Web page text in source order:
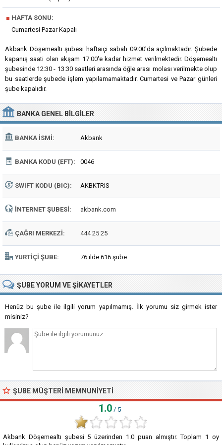
■ HAFTA SONU:
Cumartesi Pazar Kapalı
Akbank Döşemealtı şubesi haftaiçi sabah 09:00'da açılmaktadır. Şubede
kapanış saati olan akşam 17:00'e kadar hizmet verilmektedir. Döşemealtı
şubesinde 12:30 - 13:30 saatleri arasında öğle arası molası verilmekte olup
bu saatlerde şubede işlem yapılamamaktadır. Cumartesi ve Pazar günleri
şube kapalıdır.
BANKA GENEL BILGILER
BANKA İSMI: Akbank
BANKA KODU (EFT): 0046
SWIFT KODU (BIC): AKBKTRIS
İNTERNET ŞUBESI: akbank.com
ÇAĞRI MERKEZI: 444 25 25
YURTIÇI ŞUBE: 76 ilde 616 şube
ŞUBEYORUM VE ŞIKAYETLER
Henüz bu şube ile ilgili yorum yapılmamış. İlk yorumu siz girmek ister
misiniz?
ŞUBE MÜŞTERI MEMNUNIYETI
1.0 / 5
Akbank Döşemealtı şubesi 5 üzerinden 1.0 puan almıştır. Toplam 1 oy